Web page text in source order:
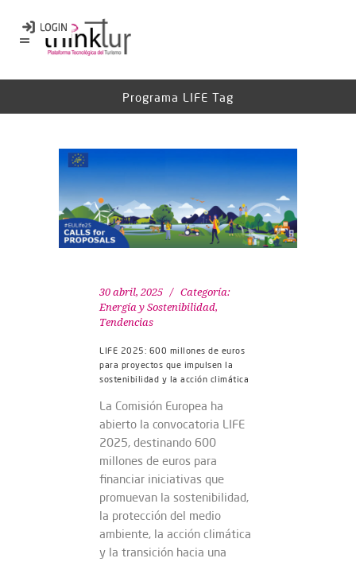
Programa LIFE Tag
30 abril, 2025
Categoría:
Energía y Sostenibilidad,
Tendencias
LIFE 2025: 600 millones de euros
para proyectos que impulsen la
sostenibilidad y la acción climática
La Comisión Europea ha
abierto la convocatoria LIFE
2025, destinando 600
millones de euros para
financiar iniciativas que
promuevan la sostenibilidad,
la protección del medio
ambiente, la acción climática
y la transición hacia una